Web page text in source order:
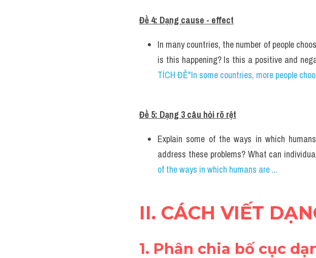
Đề 4: Dạng cause - effect
In many countries, the number of people
is this happening? Is this a positive and
TÍCH ĐỀ"In some countries, more people
Đề 5: Dạng 3 câu hỏi rõ rệt
Explain some of the ways in which
address these problems? What can
of the ways in which humans are ...
II. CÁCH VIẾT
1. Phân chia bố cục